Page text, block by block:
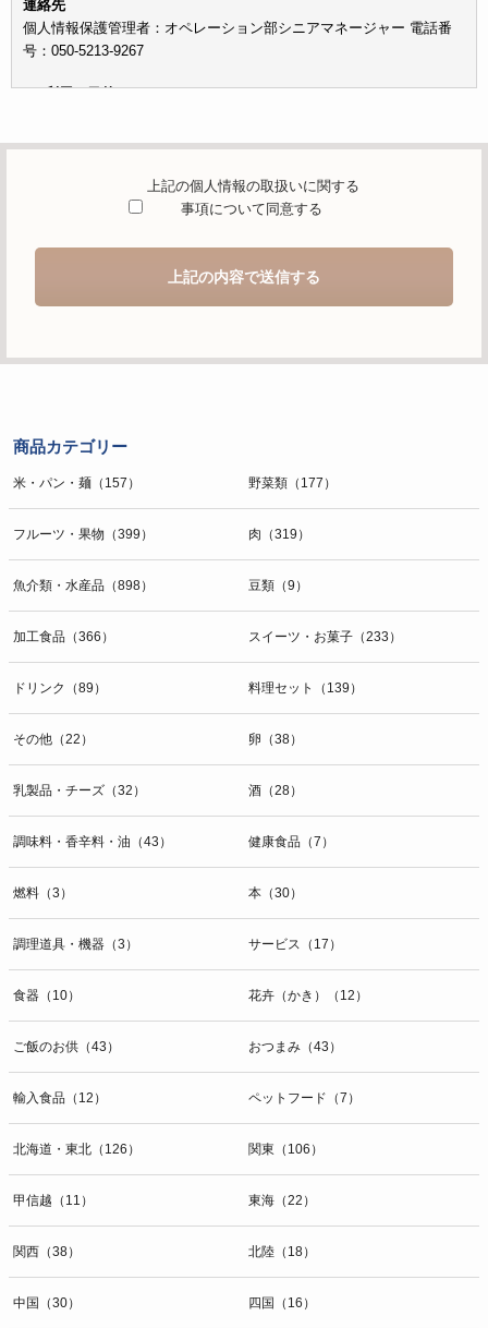
連絡先
個人情報保護管理者：オペレーション部シニアマネージャー 電話番
号：050-5213-9267
c）利用の目的
を適切に受け付け、当社が提供するサービスに関する情報を電子メー
d）個人情報を第三者に提供することが予定される場合の事項
情報を第三者に提供することはありません。
す。
的の通知・開示・内容の訂正・追加または削除・利用の停止・消去お
よび第三者への提供の停止（「開示等」といいます。）に応じます。
g）本人が個人情報を与えることの任意性及び当該情報を与えなかっ
た場合に本人に生じる結果
個人情報の提供は任意と致しますが、当社が依頼する情報の提供がな
い場合、内容が正確でない場合はサービスの提供やご対応等に支障を
きたす可能性がございますのでご了承下さい。
スログ、Cookie（クッキー）等を用いて管理しています。これらに
は、お客様のお名前、ご住所、電話番号、電子メールアドレスなど、
お客様を特定する個人情報は一切含まれておりません。
個人情報に関する問合わせ窓口
〒106-0044 東京都港区東麻布一丁目２７番１号 東麻布食文化ビル４
ＦＡＸ：047-401-6847
上記の個人情報の取扱いに関する
事項について同意する
上記の内容で送信する
商品カテゴリー
米・パン・麺（157） 野菜類（177）
フルーツ・果物（399） 肉（319）
魚介類・水産品（898） 豆類（9）
加工食品（366） スイーツ・お菓子（233）
ドリンク（89） 料理セット（139）
その他（22） 卵（38）
乳製品・チーズ（32） 酒（28）
調味料・香辛料・油（43） 健康食品（7）
燃料（3） 本（30）
調理道具・機器（3） サービス（17）
食器（10） 花卉（かき）（12）
ご飯のお供（43） おつまみ（43）
輸入食品（12） ペットフード（7）
北海道・東北（126） 関東（106）
甲信越（11） 東海（22）
関西（38） 北陸（18）
中国（30） 四国（16）